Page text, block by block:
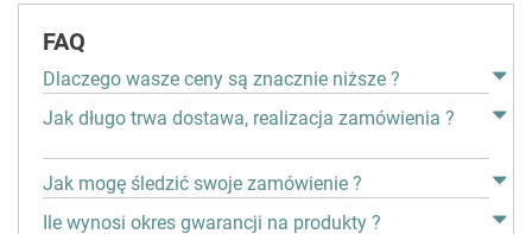
FAQ
Dlaczego wasze ceny są znacznie niższe ?
Jak długo trwa dostawa, realizacja zamówienia ?
Jak mogę śledzić swoje zamówienie ?
Ile wynosi okres gwarancji na produkty ?